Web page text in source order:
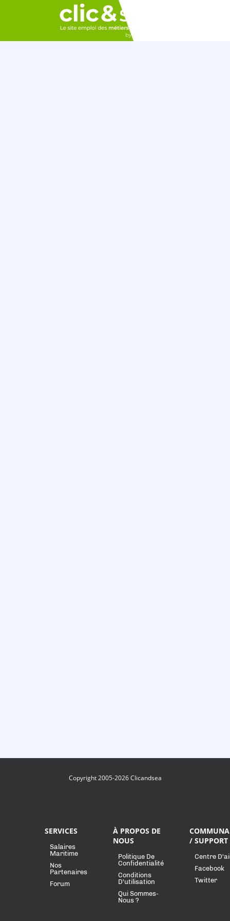
Copyright 2005-2026 Clicandsea
SERVICES
Salaires
Maritime
Nos
Partenaires
Forum
À PROPOS DE
NOUS
Politique De
Confidentialité
Conditions
D'utilisation
Qui Sommes-
Nous ?
/ SUPPORT
Centre
Facebook
Twitter